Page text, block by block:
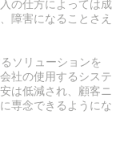
の仕方によっては成
障害になることさえ
ソリューションを
社の使用するシステ
は低減され、顧客ニ
専念できるようにな